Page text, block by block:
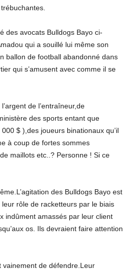
des avocats Bulldogs Bayo ci-
qui a souillé lui même son
ballon de football abandonné dans
qui s’amusent avec comme il se
de l’entraîneur,de
des sports entant que
$ ),des joueurs binationaux qu’il
à coup de fortes sommes
maillots etc..? Personne ! Si ce
des Bulldogs Bayo est
rôle de racketteurs par le biais
indûment amassés par leur client
os. Ils devraient faire attention
vainement de défendre.Leur